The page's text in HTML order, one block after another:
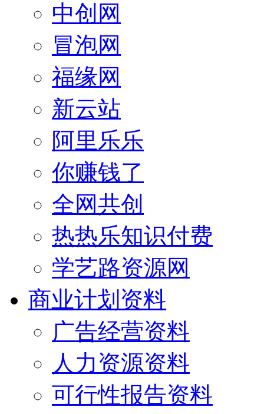
中创网
冒泡网
福缘网
新云站
阿里乐乐
你赚钱了
全网共创
热热乐知识付费
学艺路资源网
商业计划资料
广告经营资料
人力资源资料
可行性报告资料